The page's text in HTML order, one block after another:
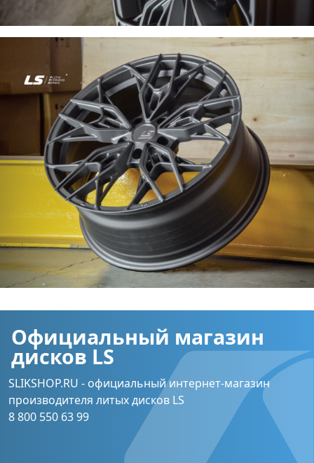
Официальный магазин
дисков LS
SLIKSHOP.RU - официальный интернет-магазин
производителя литых дисков LS
8 800 550 63 99